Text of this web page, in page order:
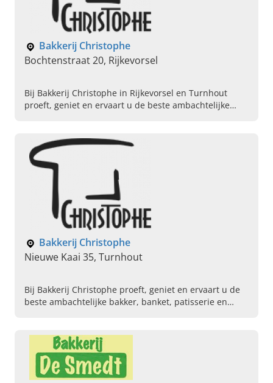
Bakkerij Christophe
Bochtenstraat 20, Rijkevorsel
Bij Bakkerij Christophe in Rijkevorsel en Turnhout
proeft, geniet en ervaart u de beste ambachtelijke
Bakkerij Christophe
Nieuwe Kaai 35, Turnhout
Bij Bakkerij Christophe proeft, geniet en ervaart u de
beste ambachtelijke bakker, banket, patisserie en